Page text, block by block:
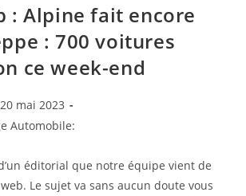
: Alpine fait encore
: 700 voitures
ce week-end
20 mai 2023
Automobile:
éditorial que notre équipe vient de
Le sujet va sans aucun doute vous